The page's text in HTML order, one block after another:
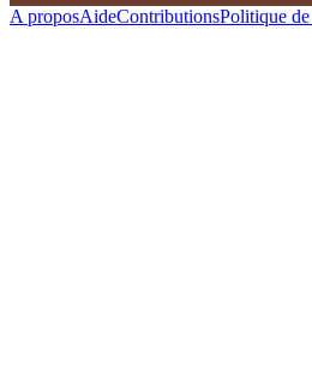
A proposAideContributionsPolitique